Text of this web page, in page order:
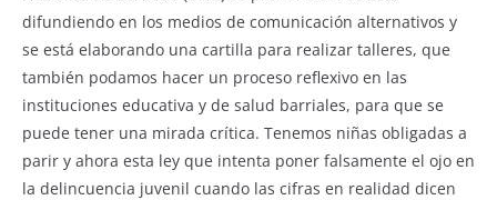
difundiendo en los medios de comunicación alternativos y
se está elaborando una cartilla para realizar talleres, que
también podamos hacer un proceso reflexivo en las
instituciones educativa y de salud barriales, para que se
puede tener una mirada crítica. Tenemos niñas obligadas a
parir y ahora esta ley que intenta poner falsamente el ojo en
la delincuencia juvenil cuando las cifras en realidad dicen